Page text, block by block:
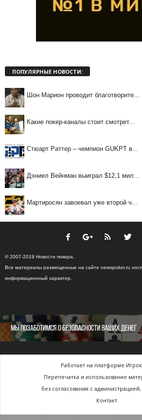
ПОПУЛЯРНЫЕ НОВОСТИ:
Шон Марион проводит благотворите...
Какие покер-каналы стоит смотрет...
Стюарт Раттер – чемпион GUKPT в...
Дэниел Вейнман выиграл $12,1 мил...
Мартиросян завоевал уже второй ч...
© 2007-2019 Новости покера.
Все материалы размещенные на сайте newspoker.ru
информационный характер.
Работает на платформе
Перепечатка и использование
без согласования с
Контакт